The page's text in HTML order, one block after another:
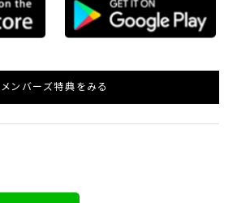
メンバーズ特典をみる